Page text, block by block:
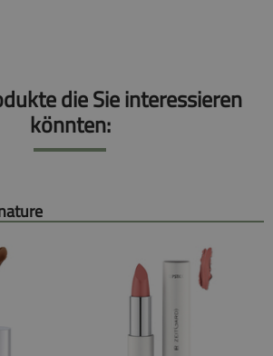
die Sie interessieren
könnten: